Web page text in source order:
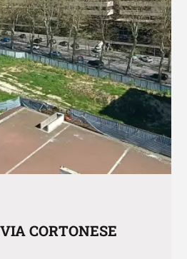
CORTONESE